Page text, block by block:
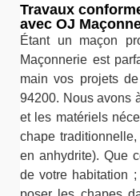
Travaux
avec OJ
Étant un maçon
Maçonnerie est
main vos projets
94200. Nous avons
et les matériels
chape
en anhydrite). Que
de votre habitation